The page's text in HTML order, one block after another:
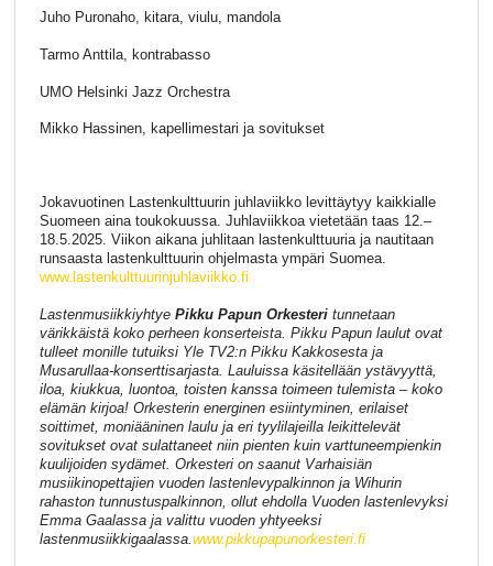
Juho Puronaho, kitara, viulu, mandola
Tarmo Anttila, kontrabasso
UMO Helsinki Jazz Orchestra
Mikko Hassinen, kapellimestari ja sovitukset
Jokavuotinen Lastenkulttuurin juhlaviikko levittäytyy kaikkialle
Suomeen aina toukokuussa. Juhlaviikkoa vietetään taas 12.–
18.5.2025. Viikon aikana juhlitaan lastenkulttuuria ja nautitaan
runsaasta lastenkulttuurin ohjelmasta ympäri Suomea.
www.lastenkulttuurinjuhlaviikko.fi
Lastenmusiikkiyhtye Pikku Papun Orkesteritunnetaan
värikkäistä koko perheen konserteista. Pikku Papun laulut ovat
tulleet monille tutuiksi Yle TV2:n Pikku Kakkosesta ja
Musarullaa-konserttisarjasta. Lauluissa käsitellään ystävyyttä,
iloa, kiukkua, luontoa, toisten kanssa toimeen tulemista – koko
elämän kirjoa! Orkesterin energinen esiintyminen, erilaiset
soittimet, moniääninen laulu ja eri tyylilajeilla leikittelevät
sovitukset ovat sulattaneet niin pienten kuin varttuneempienkin
kuulijoiden sydämet. Orkesteri on saanut Varhaisiän
musiikinopettajien vuoden lastenlevypalkinnon ja Wihurin
rahaston tunnustuspalkinnon, ollut ehdolla Vuoden lastenlevyksi
Emma Gaalassa ja valittu vuoden yhtyeeksi
lastenmusiikkigaalassa.www.pikkupapunorkesteri.fi